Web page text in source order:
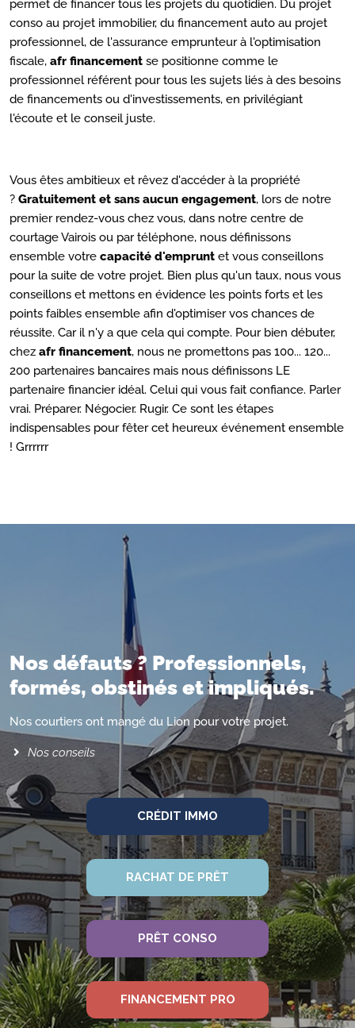
permet de financer tous les projets du quotidien. Du projet
conso au projet immobilier, du financement auto au projet
professionnel, de l'assurance emprunteur à l'optimisation
fiscale, afr financement se positionne comme le
professionnel référent pour tous les sujets liés à des besoins
de financements ou d'investissements, en privilégiant
l'écoute et le conseil juste.
Vous êtes ambitieux et rêvez d'accéder à la propriété
? Gratuitement et sans aucun engagement, lors de notre
premier rendez-vous chez vous, dans notre centre de
courtage Vairois ou par téléphone, nous définissons
ensemble votre capacité d'emprunt et vous conseillons
pour la suite de votre projet. Bien plus qu'un taux, nous vous
conseillons et mettons en évidence les points forts et les
points faibles ensemble afin d'optimiser vos chances de
réussite. Car il n'y a que cela qui compte. Pour bien débuter,
chez afr financement, nous ne promettons pas 100... 120...
200 partenaires bancaires mais nous définissons LE
partenaire financier idéal. Celui qui vous fait confiance. Parler
vrai. Préparer. Négocier. Rugir. Ce sont les étapes
indispensables pour fêter cet heureux événement ensemble
! Grrrrrr
Nos défauts ? Professionnels,
formés, obstinés et impliqués.
Nos courtiers ont mangé du Lion pour votre projet.
Nos conseils
CRÉDIT IMMO
RACHAT DE PRÊT
PRÊT CONSO
FINANCEMENT PRO